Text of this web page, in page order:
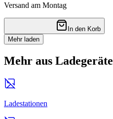
Versand am Montag
In den Korb
Mehr laden
Mehr aus Ladegeräte
Ladestationen